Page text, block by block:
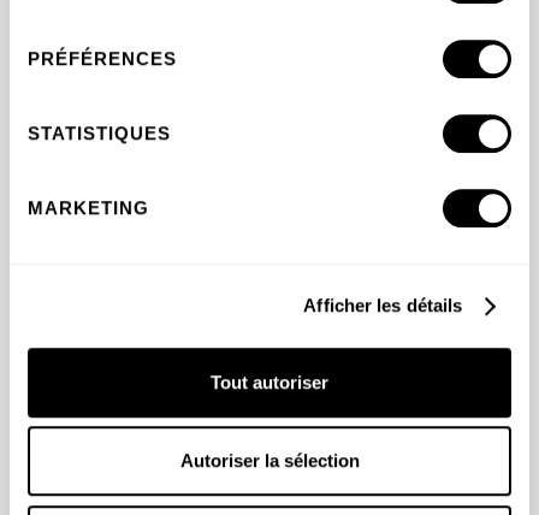
PRÉFÉRENCES
STATISTIQUES
MARKETING
Afficher les détails
Tout autoriser
Autoriser la sélection
MÉTHODE DE LIVRAISON
$0.00
INFORMATIONS DE PAIEMENT * Obligatoire
DATE D'EXPIRATION *